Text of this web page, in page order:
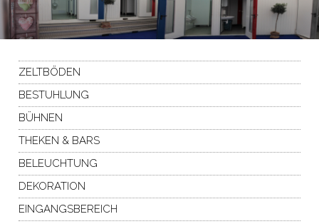
ZELTBÖDEN
BESTUHLUNG
BÜHNEN
THEKEN & BARS
BELEUCHTUNG
DEKORATION
EINGANGSBEREICH